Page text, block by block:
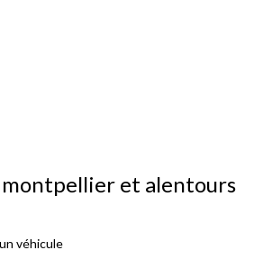
et alentours
véhicule